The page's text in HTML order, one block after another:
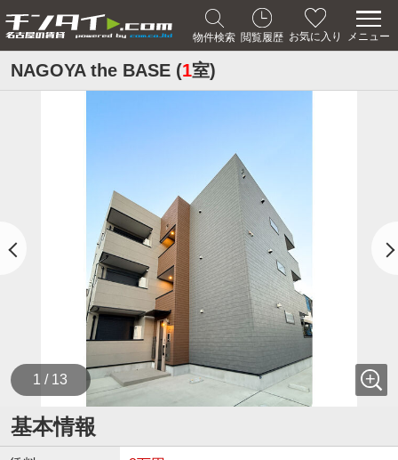
物件検索 閲覧履歴 お気に入り メニュー
NAGOYA the BASE (1室)
1 / 13
基本情報